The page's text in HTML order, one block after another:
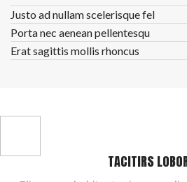
Justo ad nullam scelerisque fel
Porta nec aenean pellentesqu
Erat sagittis mollis rhoncus
TACITIRS